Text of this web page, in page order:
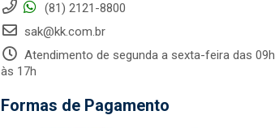
(81) 2121-8800
sak@kk.com.br
Atendimento de segunda a sexta-feira das 09h
às 17h
Formas de Pagamento